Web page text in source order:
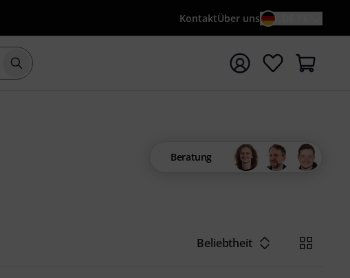
KontaktÜber uns
Suche mit Suchwort {searchTerm} starten
Beratung
Beliebtheit